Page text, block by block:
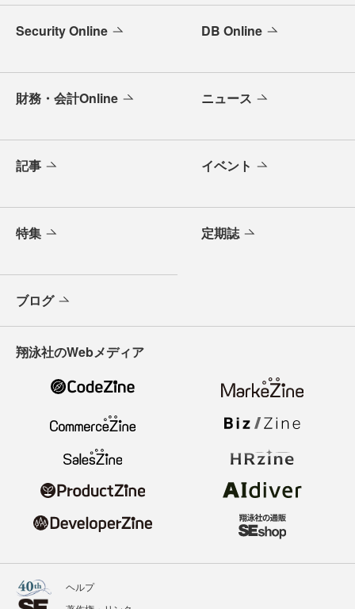
Security Online DB Online
財務・会計Online ニュース
記事 イベント
特集 定期誌
ブログ
翔泳社のWebメディア
ヘルプ